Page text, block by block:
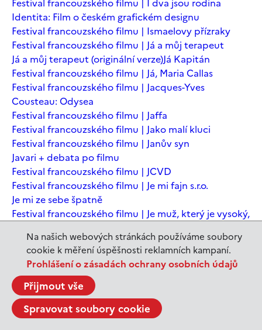
Na našich webových stránkách používáme soubory
cookie k měření úspěšnosti reklamních kampaní.
Prohlášení o zásadách ochrany osobních údajů
Přijmout vše
Spravovat soubory cookie
Identita: Film o českém grafickém designu
Festival francouzského filmu | Ismaelovy přízraky
Festival francouzského filmu | Já a můj terapeut
Já a můj terapeut (originální verze)Já Kapitán
Festival francouzského filmu | Já, Maria Callas
Festival francouzského filmu | Jacques-Yves
Cousteau: Odysea
Festival francouzského filmu | Jaffa
Festival francouzského filmu | Jako malí kluci
Festival francouzského filmu | Janův syn
Javari + debata po filmu
Festival francouzského filmu | JCVD
Festival francouzského filmu | Je mi fajn s.r.o.
Je mi ze sebe špatně
Festival francouzského filmu | Je muž, který je vysoký,
Chomským
Festival francouzského filmu | Je to jen konec světa
Festival francouzského filmu | Je to jen konec světa
Festival francouzského filmu | Jeanne du Barry -
Králova milenka
Jeanne du Barry – Králova milenka